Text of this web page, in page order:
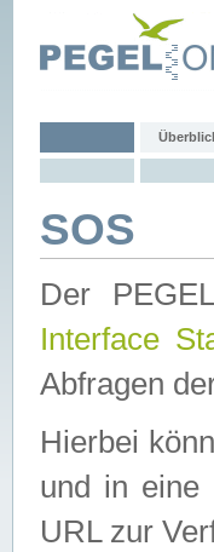
SOS
Der
Interface
Abfragen
Hierbei
und in eine
URL zur